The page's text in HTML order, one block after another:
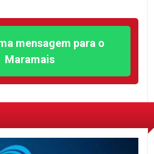
mensagem para o
Maramais